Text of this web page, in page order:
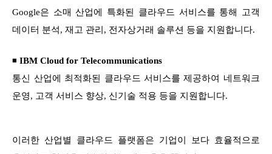
Google은 소매 산업에 특화된 클라우드 서비스를 통해 고객
데이터 분석, 재고 관리, 전자상거래 솔루션 등을 지원합니다.
◾ IBM Cloud for Telecommunications
통신 산업에 최적화된 클라우드 서비스를 제공하여 네트워크
운영, 고객 서비스 향상, 신기술 적용 등을 지원합니다.
이러한 산업별 클라우드 플랫폼은 기업이 보다 효율적으로